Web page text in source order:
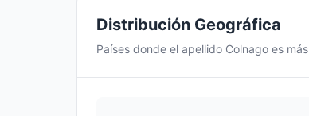
Distribución Geográfica
Países donde el apellido Colnago es